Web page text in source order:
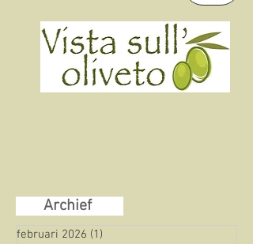
Archief
februari 2026 (1)